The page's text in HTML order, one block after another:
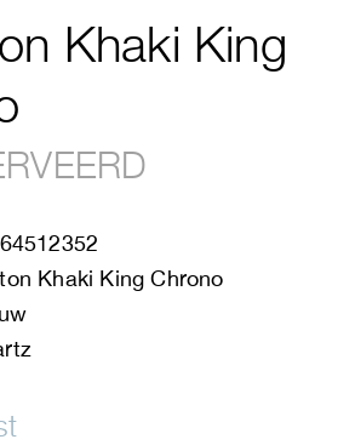
Khaki King
Khaki King Chrono